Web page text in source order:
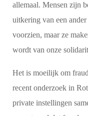
allemaal. Mensen zijn
uitkering van een
voorzien, maar ze
wordt van onze
Het is moeilijk om
recent onderzoek in
private instellingen